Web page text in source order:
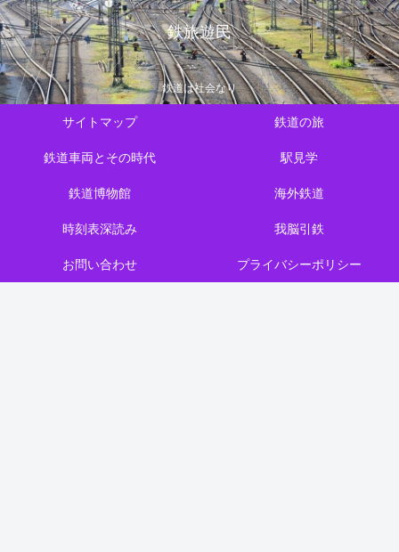
鉄旅遊民
鉄道は社会なり
サイトマップ 鉄道の旅
鉄道車両とその時代 駅見学
鉄道博物館 海外鉄道
時刻表深読み 我脳引鉄
お問い合わせ プライバシーポリシー